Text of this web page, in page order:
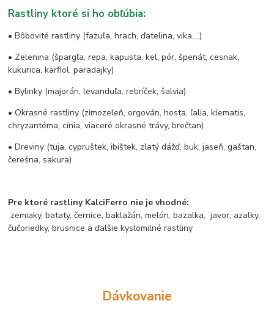
Rastliny ktoré si ho obľúbia:
•Bôbovité rastliny (fazuľa, hrach, ďatelina, vika,…)
• Zelenina (špargľa, repa, kapusta, kel, pór, špenát, cesnak,
kukurica, karfiol, paradajky)
•Bylinky (majorán, levanduľa, rebríček, šalvia)
•Okrasné rastliny (zimozeleň, orgován, hosta, ľalia, klematis,
chryzantéma, cínia, viaceré okrasné trávy, brečtan)
•Dreviny (tuja, cypruštek, ibištek, zlatý dážď, buk, jaseň, gaštan,
čerešna, sakura)
Pre ktoré rastliny KalciFerro nie je vhodné:
zemiaky, bataty, černice, baklažán, melón, bazalka, javor; azalky,
čučoriedky, brusnice a ďalšie kyslomilné rastliny
Dávkovanie